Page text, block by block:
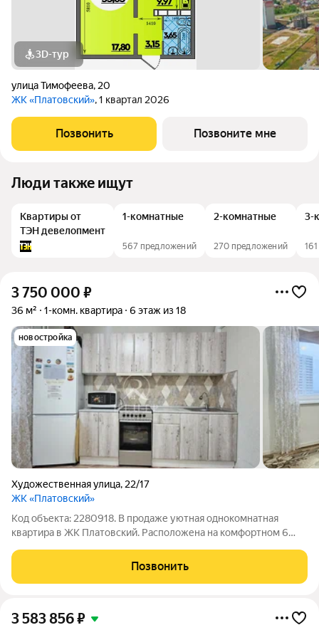
3D-тур
улица Тимофеева, 20
ЖК «Платовский», 1 квартал 2026
Позвонить Позвоните мне
Люди также ищут
Квартиры от
ТЭН девелопмент
1-комнатные
567 предложений
2-комнатные
270 предложений
3-
3 750 000 ₽
36 м² 1-комн. квартира 6 этаж из 18
новостройка
Художественная улица, 22/17
ЖК «Платовский»
Код объекта: 2280918. В продаже уютная однокомнатная
квартира в ЖК Платовский. Расположена на комфортном 6
мебель и техника. Просторная кухня оборудованная кухонным
гарнитуром, холодильником,
Позвонить
3 583 856₽